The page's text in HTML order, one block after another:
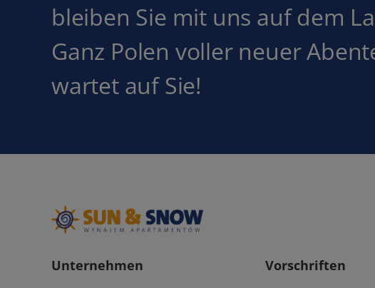
bleiben Sie mit uns auf dem
Ganz Polen voller neuer
wartet auf Sie!
Unternehmen Vorschriften